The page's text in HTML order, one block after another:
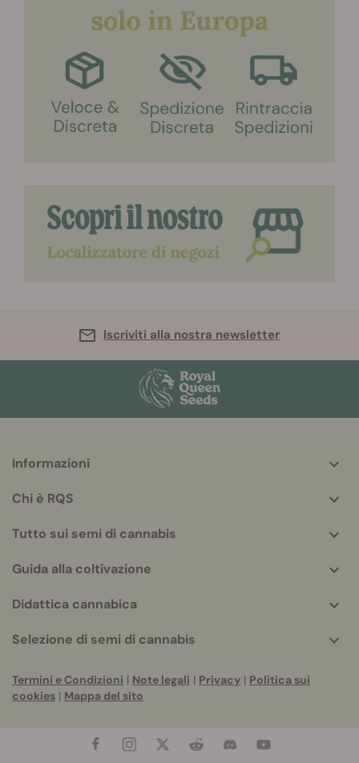
Iscriviti alla nostra newsletter
info
Informazioni
Chi è RQS
Tutto sui semi di cannabis
Guida alla coltivazione
Didattica cannabica
Selezione di semi di cannabis
Termini e Condizioni | Note legali | Privacy | Politica sui
cookies | Mappa del sito